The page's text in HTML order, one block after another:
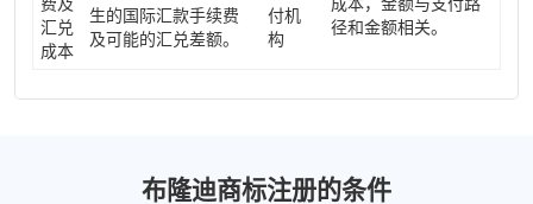
费及
汇兑
成本
生的国际汇款手续费
及可能的汇兑差额。
付机
构
成本，金额与支付路
径和金额相关。
布隆迪商标注册的条件